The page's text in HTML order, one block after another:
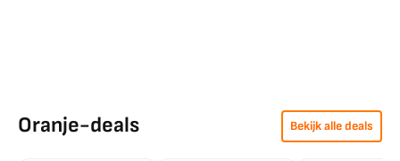
Oranje-deals Bekijk alle deals